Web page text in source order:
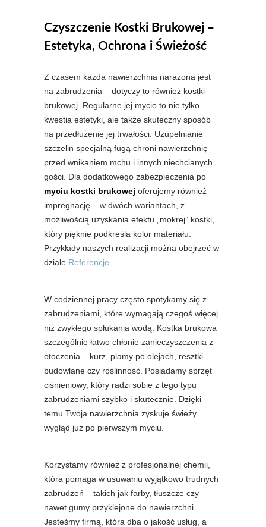
Czyszczenie Kostki Brukowej –
Estetyka, Ochrona i Świeżość
Z czasem każda nawierzchnia narażona jest
na zabrudzenia – dotyczy to również kostki
brukowej. Regularne jej mycie to nie tylko
kwestia estetyki, ale także skuteczny sposób
na przedłużenie jej trwałości. Uzupełnianie
szczelin specjalną fugą chroni nawierzchnię
przed wnikaniem mchu i innych niechcianych
gości. Dla dodatkowego zabezpieczenia po
myciu kostki brukowej oferujemy również
impregnację – w dwóch wariantach, z
możliwością uzyskania efektu „mokrej” kostki,
który pięknie podkreśla kolor materiału.
Przykłady naszych realizacji można obejrzeć w
dziale Referencje.
W codziennej pracy często spotykamy się z
zabrudzeniami, które wymagają czegoś więcej
niż zwykłego spłukania wodą. Kostka brukowa
szczególnie łatwo chłonie zanieczyszczenia z
otoczenia – kurz, plamy po olejach, resztki
budowlane czy roślinność. Posiadamy sprzęt
ciśnieniowy, który radzi sobie z tego typu
zabrudzeniami szybko i skutecznie. Dzięki
temu Twoja nawierzchnia zyskuje świeży
wygląd już po pierwszym myciu.
Korzystamy również z profesjonalnej chemii,
która pomaga w usuwaniu wyjątkowo trudnych
zabrudzeń – takich jak farby, tłuszcze czy
nawet gumy przyklejone do nawierzchni.
Jesteśmy firmą, która dba o jakość usług, a